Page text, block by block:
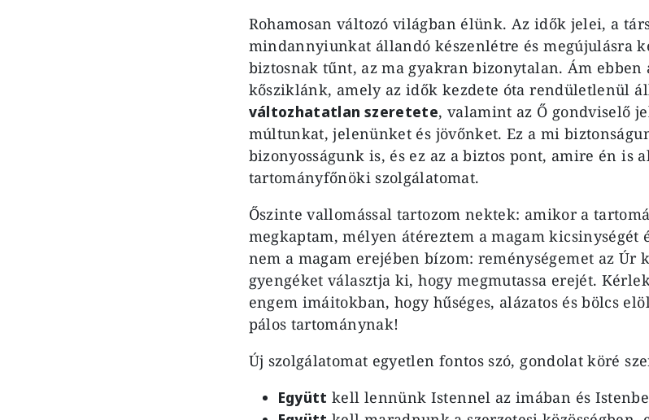
Rohamosan változó világban élünk. Az idők jelei, a
mindannyiunkat állandó készenlétre és megújulásra
biztosnak tűnt, az ma gyakran bizonytalan. Ám ebben
kősziklánk, amely az idők kezdete óta rendületlenül
változhatatlan szeretete, valamint az Ő gondviselő
múltunkat, jelenünket és jövőnket. Ez a mi
bizonyosságunk is, és ez az a biztos pont, amire én is
tartományfőnöki szolgálatomat.
Őszinte vallomással tartozom nektek: amikor a
megkaptam, mélyen átéreztem a magam kicsinységét
nem a magam erejében bízom: reménységemet az Úr
gyengéket választja ki, hogy megmutassa erejét.
engem imáitokban, hogy hűséges, alázatos és bölcs
pálos tartománynak!
Új szolgálatomat egyetlen fontos szó, gondolat köré
Együtt kell lennünk Istennel az imában és